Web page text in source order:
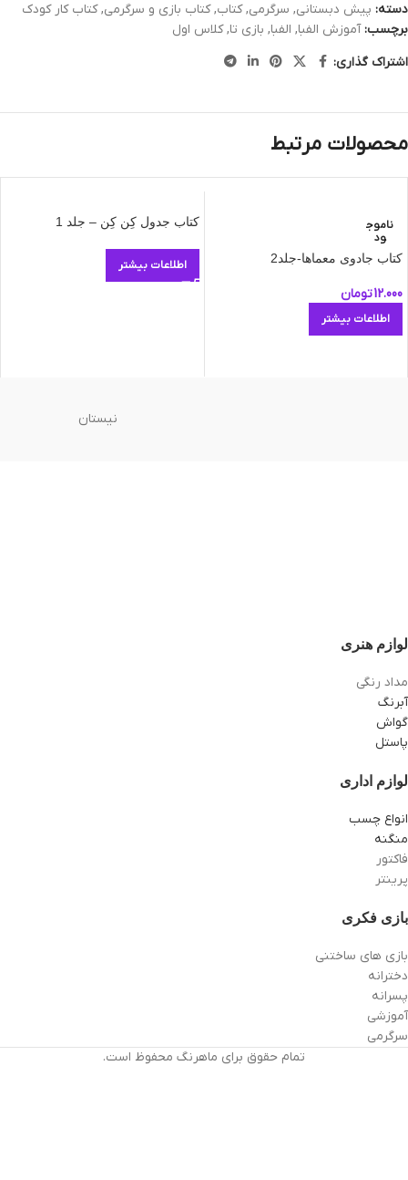
دسته: پیش دبستانی, سرگرمی, کتاب, کتاب بازی و سرگرمی, کتاب کار کودک
برچسب: آموزش الفبا, الفبا, بازی تا, کلاس اول
اشتراک گذاری:
محصولات مرتبط
ناموج
ود
کتاب جادوی معماها-جلد2
12.000تومان
اطلاعات بیشتر
کتاب جدول کِن کِن – جلد 1
اطلاعات بیشتر
نیستان
لوازم هنری
مداد رنگی
آبرنگ
گواش
پاستل
لوازم اداری
انواع چسب
منگنه
فاکتور
پرینتر
بازی فکری
بازی های ساختنی
دخترانه
پسرانه
آموزشی
سرگرمی
تمام حقوق برای ماهرنگ محفوظ است.